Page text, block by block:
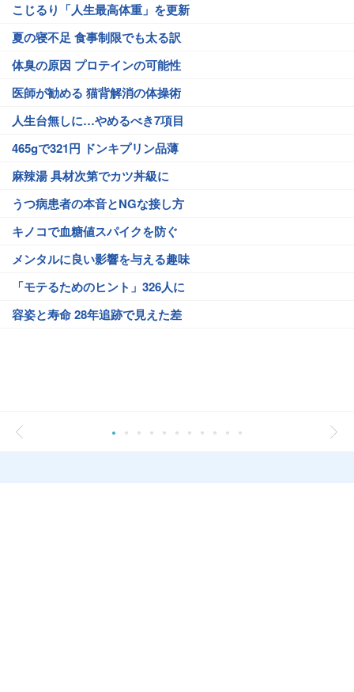
こじるり「人生最高体重」を更新
夏の寝不足 食事制限でも太る訳
体臭の原因 プロテインの可能性
医師が勧める 猫背解消の体操術
人生台無しに…やめるべき7項目
465gで321円 ドンキプリン品薄
麻辣湯 具材次第でカツ丼級に
うつ病患者の本音とNGな接し方
キノコで血糖値スパイクを防ぐ
メンタルに良い影響を与える趣味
「モテるためのヒント」326人に
容姿と寿命 28年追跡で見えた差